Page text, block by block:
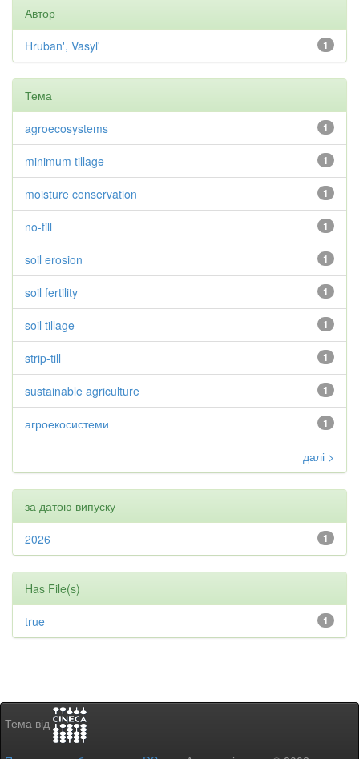
Автор
1
Hruban', Vasyl'
Тема
1
agroecosystems
1
minimum tillage
1
moisture conservation
1
no-till
1
soil erosion
1
soil fertility
1
soil tillage
1
strip-till
1
sustainable agriculture
1
агроекосистеми
далі >
за датою випуску
1
2026
Has File(s)
1
true
Тема від